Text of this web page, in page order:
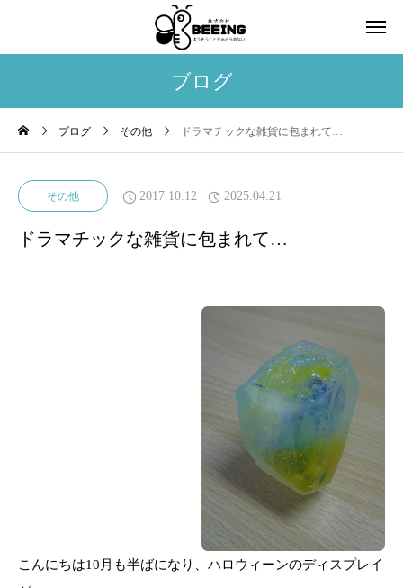
ブログ
ブログ その他 ドラマチックな雑貨に包まれて…
その他 2017.10.12 2025.04.21
ドラマチックな雑貨に包まれて…
こんにちは10月も半ばになり、ハロウィーンのディスプレイ